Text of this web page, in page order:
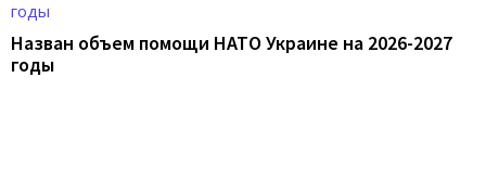
Назван объем помощи НАТО Украине на 2026-2027
годы